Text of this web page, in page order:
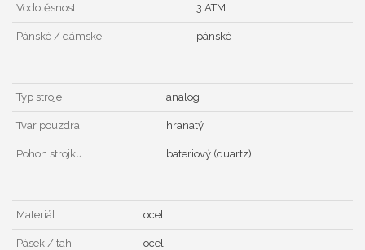
Vodotěsnost 3 ATM
Pánské / dámské pánské
Typ stroje analog
Tvar pouzdra hranatý
Pohon strojku bateriový (quartz)
Materiál ocel
Pásek / tah ocel